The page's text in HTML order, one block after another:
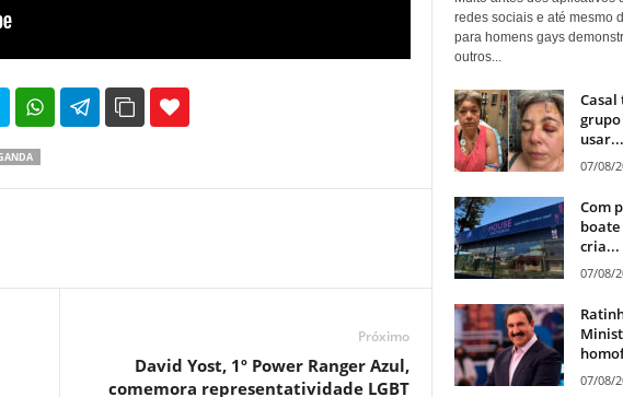
35
Próximo
David Yost, 1º Power Ranger Azul,
comemora representatividade LGBT
redes sociais e até mesmo
para homens gays
outros...
Casal
grupo
usar...
07/08/
Com
boate
cria...
07/08/
07/08/